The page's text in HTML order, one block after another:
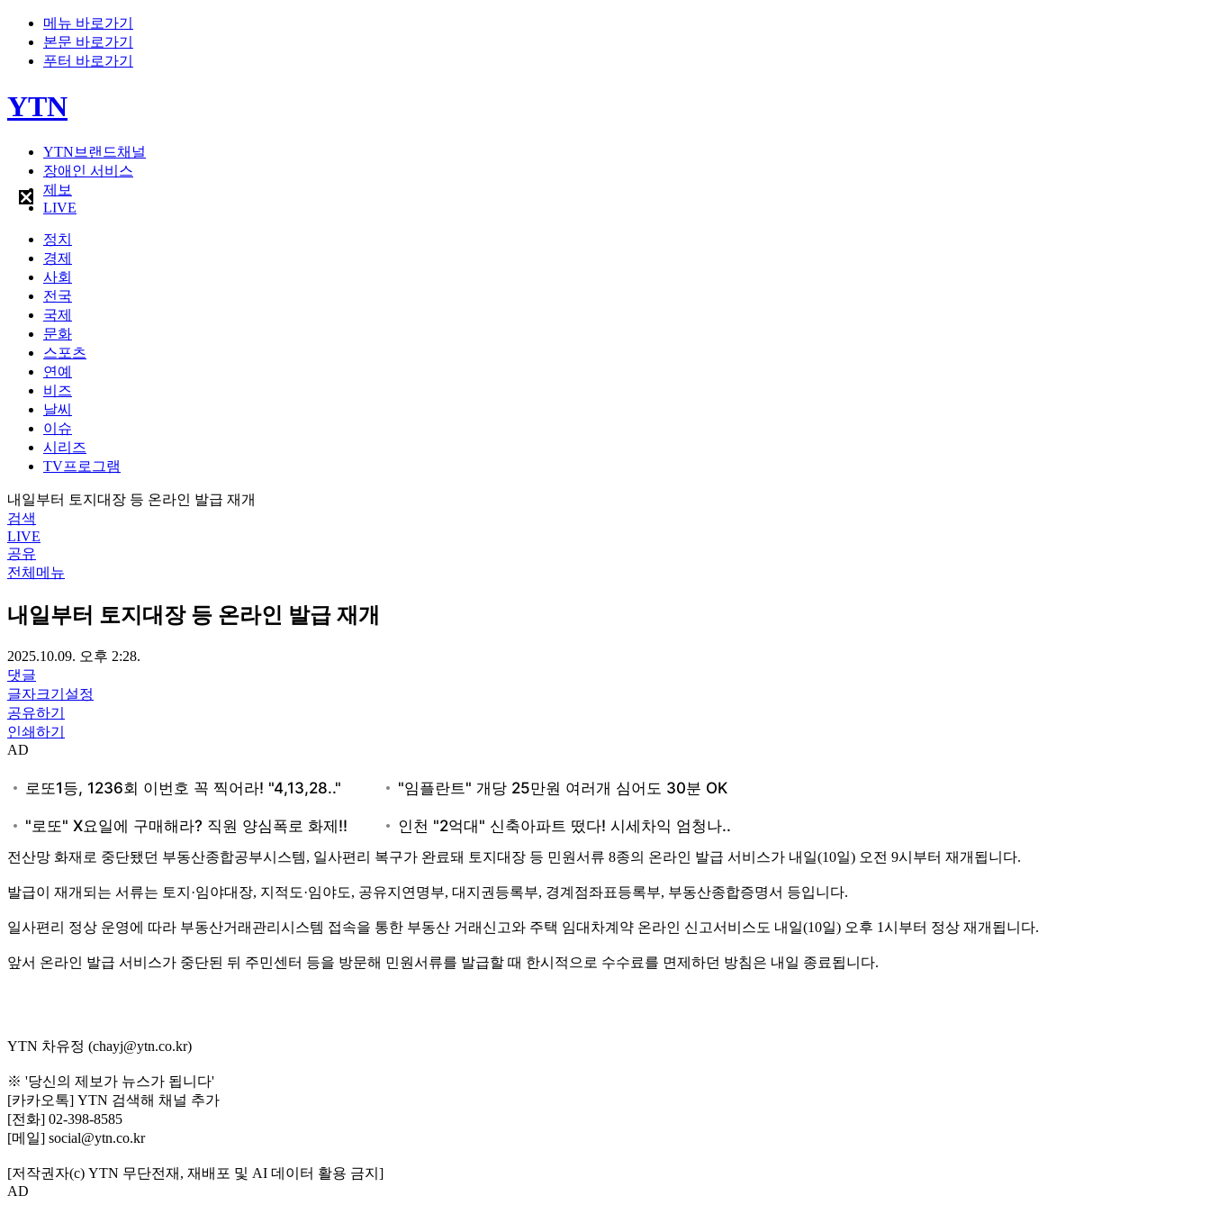
메뉴 바로가기
본문 바로가기
푸터 바로가기
YTN
YTN브랜드채널
장애인 서비스
제보
LIVE
정치
경제
사회
전국
국제
문화
스포츠
연예
비즈
날씨
이슈
시리즈
TV프로그램
내일부터 토지대장 등 온라인 발급 재개
검색
LIVE
공유
전체메뉴
내일부터 토지대장 등 온라인 발급 재개
2025.10.09. 오후 2:28.
댓글
글자크기설정
공유하기
인쇄하기
AD
전산망 화재로 중단됐던 부동산종합공부시스템, 일사편리 복구가 완료돼 토지대장 등 민원서류 8종의 온라인 발급 서비스가 내일(10일) 오전 9시부터 재개됩니다.
발급이 재개되는 서류는 토지·임야대장, 지적도·임야도, 공유지연명부, 대지권등록부, 경계점좌표등록부, 부동산종합증명서 등입니다.
일사편리 정상 운영에 따라 부동산거래관리시스템 접속을 통한 부동산 거래신고와 주택 임대차계약 온라인 신고서비스도 내일(10일) 오후 1시부터 정상 재개됩니다.
앞서 온라인 발급 서비스가 중단된 뒤 주민센터 등을 방문해 민원서류를 발급할 때 한시적으로 수수료를 면제하던 방침은 내일 종료됩니다.
YTN 차유정 (chayj@ytn.co.kr)
※ '당신의 제보가 뉴스가 됩니다'
[카카오톡] YTN 검색해 채널 추가
[전화] 02-398-8585
[메일] social@ytn.co.kr
[저작권자(c) YTN 무단전재, 재배포 및 AI 데이터 활용 금지]
AD